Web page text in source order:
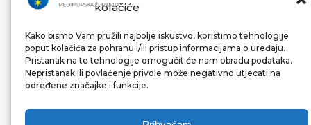
kolačiće
Kako bismo Vam pružili najbolje iskustvo, koristimo tehnologije
poput kolačića za pohranu i/ili pristup informacijama o uređaju.
Pristanak na te tehnologije omogućit će nam obradu podataka.
Nepristanak ili povlačenje privole može negativno utjecati na
određene značajke i funkcije.
REPUBLIKA HRVATSKA